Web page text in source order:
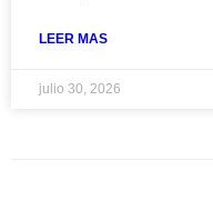
LEER MAS
julio 30, 2026